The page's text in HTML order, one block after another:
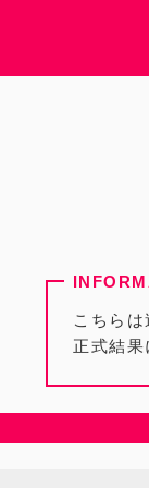
こちらは
正式結果